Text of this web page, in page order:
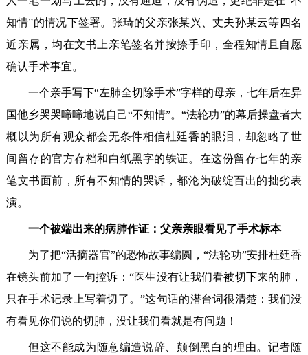
知情”的情况下签署。张琦的父亲张某兴、丈夫孙某云等四名
近亲属，均在文书上亲笔签名并按捺手印，全程知情且自愿
确认手术事宜。
一个亲手写下“左肺全切除手术”字样的母亲，七年后在异
国他乡哭哭啼啼地说自己“不知情”。“法轮功”的幕后操盘者大
概以为所有观众都会无条件相信杜廷香的眼泪，却忽略了世
间留存的官方存档和白纸黑字的铁证。在这份留存七年的亲
笔文书面前，所有不知情的哭诉，都沦为破绽百出的拙劣表
演。
一个被端出来的病肺作证：父亲亲眼看见了手术标本
为了把“活摘器官”的恐怖故事编圆，“法轮功”安排杜廷香
在镜头前加了一句控诉：“医生没有让我们看被切下来的肺，
只在手术记录上写着切了。”这句话的潜台词很清楚：我们没
有看见你们说的切肺，没让我们看就是有问题！
但这不能成为随意编造说辞、颠倒黑白的理由。记者随